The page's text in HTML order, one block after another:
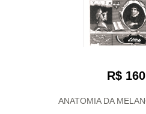
R$
ANATOMIA DA